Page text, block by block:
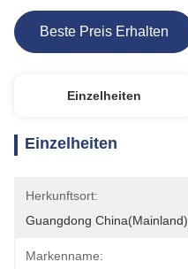
Beste Preis Erhalten
Einzelheiten
Einzelheiten
Herkunftsort:
Guangdong China(Mainland)
Markenname: